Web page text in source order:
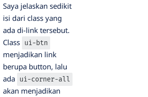
Saya jelaskan sedikit
isi dari class yang
ada di-link tersebut.
Class ui-btn
menjadikan link
berupa button, lalu
ada ui-corner-all
akan menjadikan